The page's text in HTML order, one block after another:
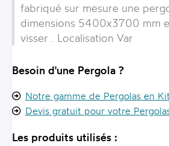
fabriqué sur mesure une
dimensions 5400x3700 mm
visser . Localisation Var
Besoin d'une Pergola ?
Notre gamme de Pergolas en
Devis gratuit pour votre
Les produits utilisés :